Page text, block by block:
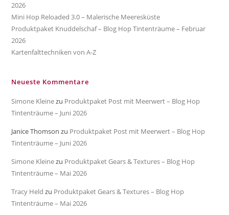
2026
Mini Hop Reloaded 3.0 – Malerische Meeresküste
Produktpaket Knuddelschaf – Blog Hop Tintenträume – Februar
2026
Kartenfalttechniken von A-Z
Neueste Kommentare
Simone Kleinezu Produktpaket Post mit Meerwert – Blog Hop
Tintenträume – Juni 2026
Janice Thomson zu Produktpaket Post mit Meerwert – Blog Hop
Tintenträume – Juni 2026
Simone Kleinezu Produktpaket Gears & Textures – Blog Hop
Tintenträume – Mai 2026
Tracy Held zu Produktpaket Gears & Textures – Blog Hop
Tintenträume – Mai 2026